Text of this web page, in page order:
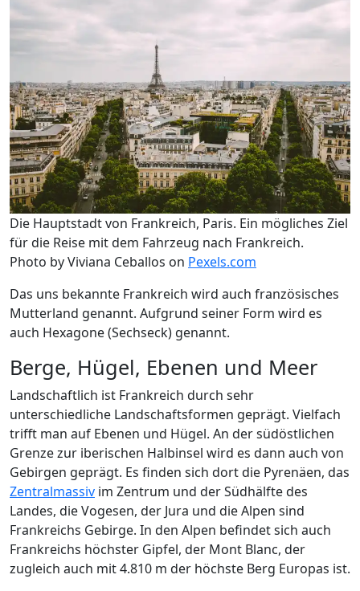
Die Hauptstadt von Frankreich, Paris. Ein mögliches Ziel
für die Reise mit dem Fahrzeug nach Frankreich.
Photo by Viviana Ceballos on Pexels.com
Das uns bekannte Frankreich wird auch französisches
Mutterland genannt. Aufgrund seiner Form wird es
auch Hexagone (Sechseck) genannt.
Berge, Hügel, Ebenen und Meer
Landschaftlich ist Frankreich durch sehr
unterschiedliche Landschaftsformen geprägt. Vielfach
trifft man auf Ebenen und Hügel. An der südöstlichen
Grenze zur iberischen Halbinsel wird es dann auch von
Gebirgen geprägt. Es finden sich dort die Pyrenäen, das
Zentralmassiv im Zentrum und der Südhälfte des
Landes, die Vogesen, der Jura und die Alpen sind
Frankreichs Gebirge. In den Alpen befindet sich auch
Frankreichs höchster Gipfel, der Mont Blanc, der
zugleich auch mit 4.810 m der höchste Berg Europas ist.